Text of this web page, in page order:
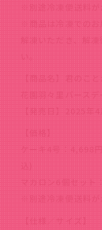
※別途冷凍便送料が
※商品は冷凍での
解凍いただき、解
い。
【商品名】君のこ
花園羽々里バースデ
【発売日】2025年
【価格】
ケーキ4号：4,698
込)
マカロン6個セット
※別途冷凍便送料が
【仕様／サイズ】